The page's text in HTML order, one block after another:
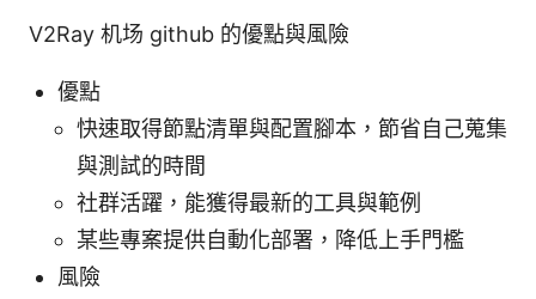
V2Ray 机场 github 的優點與風險
優點
快速取得節點清單與配置腳本，節省自己蒐集
與測試的時間
社群活躍，能獲得最新的工具與範例
某些專案提供自動化部署，降低上手門檻
風險